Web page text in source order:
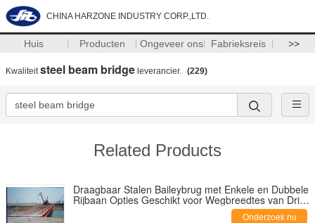
CHINA HARZONE INDUSTRY CORP.,LTD.
Huis Producten Ongeveer ons Fabrieksreis >>
Kwaliteitsteel beam bridge leverancier. (229)
Related Products
Draagbaar Stalen Baileybrug met Enkele en Dubbele
Rijbaan Opties Geschikt voor Wegbreedtes van Drie
Onderzoek nu